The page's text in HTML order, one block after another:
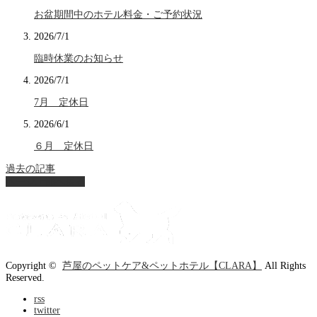
お盆期間中のホテル料金・ご予約状況
2026/7/1
臨時休業のお知らせ
2026/7/1
7月 定休日
2026/6/1
６月 定休日
過去の記事
Copyright © 芦屋のペットケア&ペットホテル【CLARA】
All Rights
Reserved.
rss
twitter